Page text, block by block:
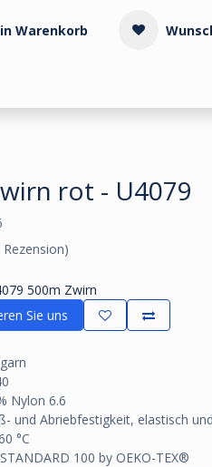
Warenkorb
rot - U4079
Rezension)
500m Zwirn
Sie uns
Nylon 6.6
und Abriebfestigkeit, elastisch
°C
100 by OEKO-TEX®